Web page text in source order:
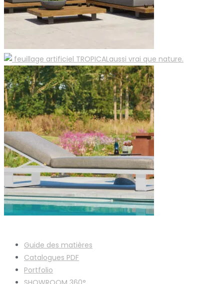
Guide des matières
Catalogues PDF
Portfolio